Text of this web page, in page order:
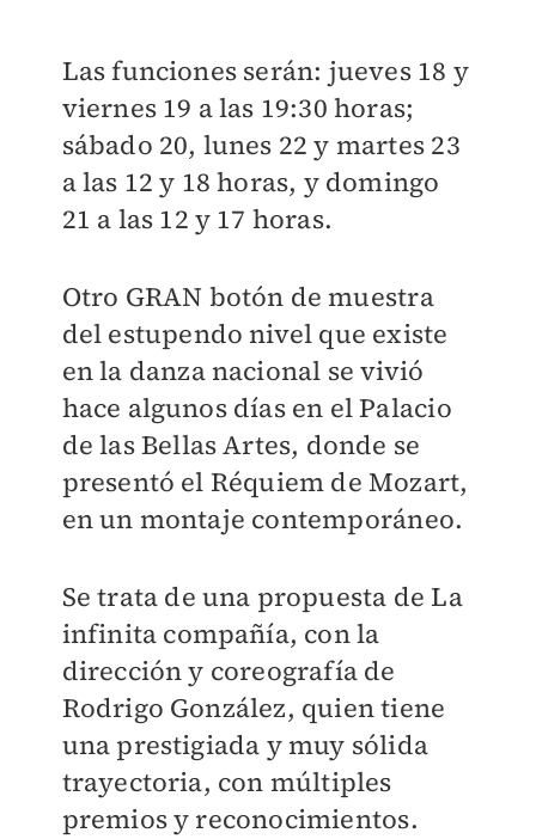
Las funciones serán: jueves 18 y
viernes 19 a las 19:30 horas;
sábado 20, lunes 22 y martes 23
a las 12 y 18 horas, y domingo
21 a las 12 y 17 horas.
Otro GRAN botón de muestra
del estupendo nivel que existe
en la danza nacional se vivió
hace algunos días en el Palacio
de las Bellas Artes, donde se
presentó el Réquiem de Mozart,
en un montaje contemporáneo.
Se trata de una propuesta de La
infinita compañía, con la
dirección y coreografía de
Rodrigo González, quien tiene
una prestigiada y muy sólida
trayectoria, con múltiples
premios y reconocimientos.